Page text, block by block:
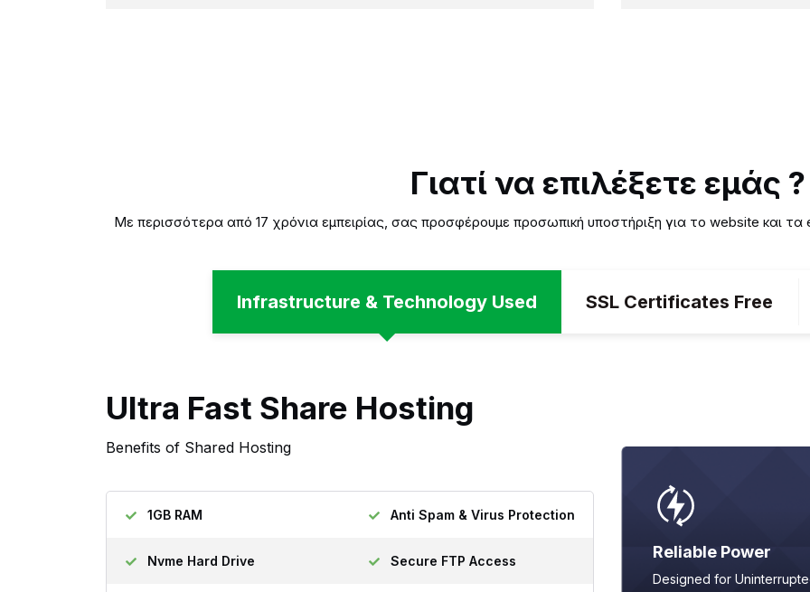
Γιατί να επιλέξετε εμάς ?
Με περισσότερα από 17 χρόνια εμπειρίας, σας προσφέρουμε προσωπική υποστήριξη για το website και τα
Infrastructure & Technology Used SSL Certificates Free
Ultra Fast Share Hosting
Benefits of Shared Hosting
1GB RAM
Nvme Hard Drive
Anti Spam & Virus Protection
Secure FTP Access Reliable Power
Designed for